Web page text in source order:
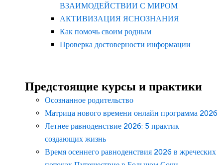
ВЗАИМОДЕЙСТВИИ С МИРОМ
АКТИВИЗАЦИЯ ЯСНОЗНАНИЯ
Как помочь своим родным
Проверка достоверности информации
Предстоящие курсы и практики
Осознанное родительство
Матрица нового времени онлайн программа 2026
Летнее равноденствие 2026: 5 практик
создающих жизнь
Время осеннего равноденствия 2026 в жреческих